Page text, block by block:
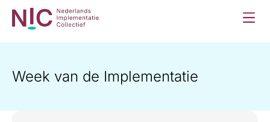
Week van de Implementatie